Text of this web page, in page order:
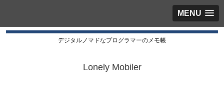
MENU
デジタルノマドなプログラマーのメモ帳
Lonely Mobiler